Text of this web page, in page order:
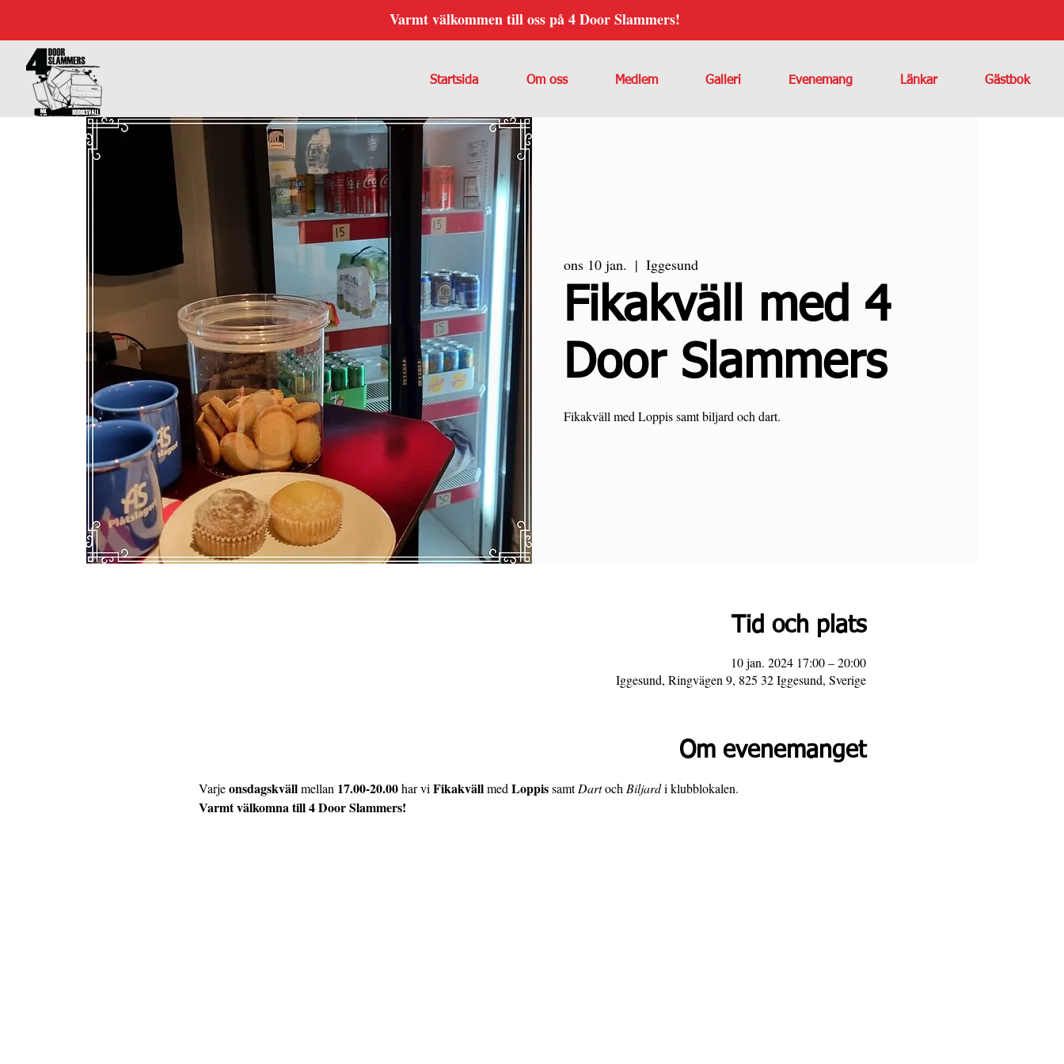
Varmt välkommen till oss på 4 Door Slammers!
Startsida Om oss Medlem Galleri Evenemang Länkar Gästbok
ons 10 jan.
  |
Iggesund
Fikakväll med 4
Door Slammers
Fikakväll med Loppis samt biljard och dart.
Tid och plats
10 jan. 2024 17:00 – 20:00
Iggesund, Ringvägen 9, 825 32 Iggesund, Sverige
Om evenemanget
Varje onsdagskväll mellan 17.00-20.00 har vi Fikakväll med Loppis samt Dart och Biljard i klubblokalen.
Varmt välkomna till 4 Door Slammers!